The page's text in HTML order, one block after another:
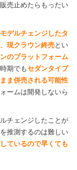
売止めたらもったい
デルチェンジしたタ
現クラウン終売とい
のプラットフォーム
期でもセダンタイプ
ま併売される可能性
ームは開発しないら
チェンジしたことが
推測するのは難しい
ているので早くても